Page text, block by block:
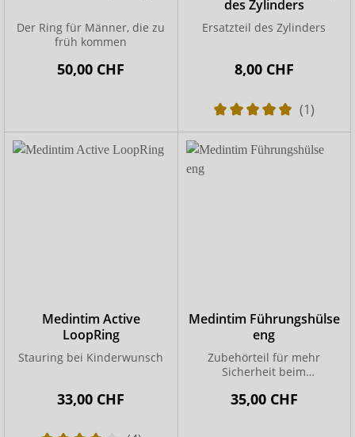
Der Ring für Männer, die zu
früh kommen
50,00 CHF
des Zylinders
Ersatzteil des Zylinders
8,00 CHF
(1)
Medintim Active
LoopRing
Stauring bei Kinderwunsch
33,00 CHF
Medintim Führungshülse
eng
Zubehörteil für mehr
Sicherheit beim
35,00 CHF